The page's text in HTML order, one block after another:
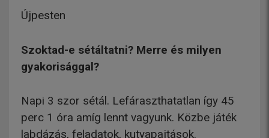
Újpesten
Szoktad-e sétáltatni? Merre és milyen
gyakorisággal?
Napi 3 szor sétál. Lefáraszthatatlan így 45
perc 1 óra amíg lennt vagyunk. Közbe játék
labdázás, feladatok, kutyapajtások.